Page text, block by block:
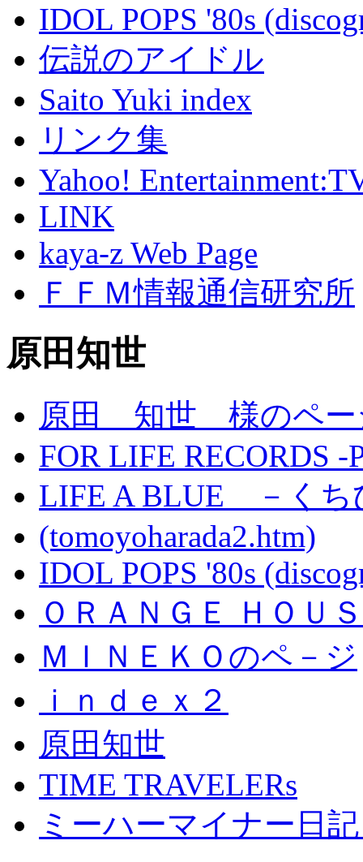
IDOL POPS '80s
伝説のアイドル
Saito Yuki index
リンク集
Yahoo!
LINK
kaya-z Web Page
ＦＦＭ情報通信研究所
原田知世
原田 知世 様のペー
FOR LIFE RECORDS
LIFE A BLUE －くち
(tomoyoharada2.htm)
IDOL POPS '80s
ＯＲＡＮＧＥ ＨＯＵ
ＭＩＮＥＫＯのペ－ジ
ｉｎｄｅｘ２
原田知世
TIME TRAVELERs
ミーハーマイナー日